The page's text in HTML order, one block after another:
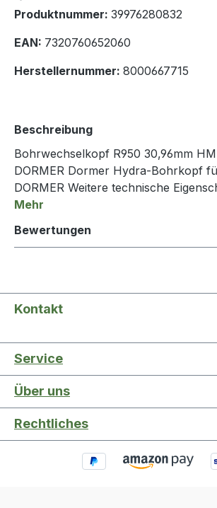
Produktnummer: 39976280832
EAN: 7320760652060
Herstellernummer: 8000667715
Beschreibung
Bohrwechselkopf R950 30,96mm
DORMER Dormer Hydra-Bohrkopf
DORMER Weitere technische
Mehr
Bewertungen
Kontakt
Service
Über uns
Rechtliches